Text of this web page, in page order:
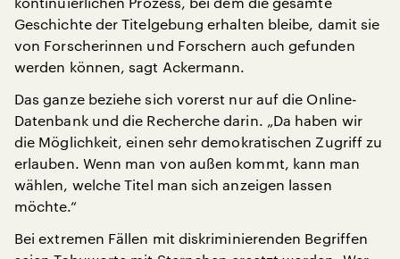
Geschichte der Titelgebung erhalten bleibe, damit sie
von Forscherinnen und Forschern auch gefunden
werden können, sagt Ackermann.
Das ganze beziehe sich vorerst nur auf die Online-
Datenbank und die Recherche darin. „Da haben wir
die Möglichkeit, einen sehr demokratischen Zugriff zu
erlauben. Wenn man von außen kommt, kann man
wählen, welche Titel man sich anzeigen lassen
möchte.“
Bei extremen Fällen mit diskriminierenden Begriffen